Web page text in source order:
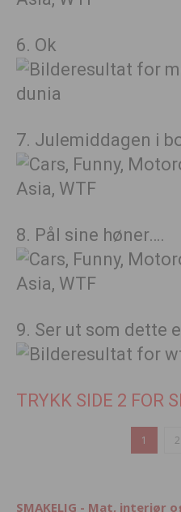
6. Ok
7. Julemiddagen i
8. Pål sine høner….
9. Ser ut som dette
TRYKK SIDE 2 FOR
1 2
SMAKELIG - Mat, interiør